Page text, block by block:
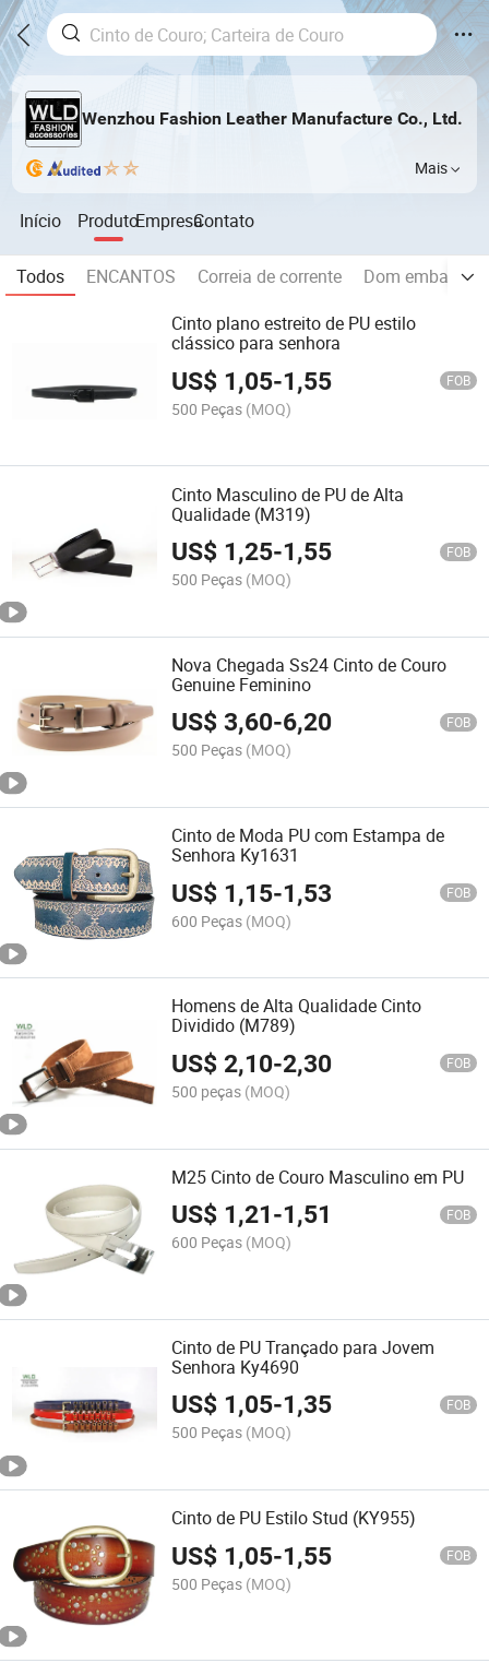
Wenzhou Fashion Leather Manufacture Co., Ltd.
Mais
Início ProdutoEmpresaContato
Todos ENCANTOS Correia de corrente
Dom
Cinto plano estreito de PU estilo
clássico para senhora
US$ 1,05-1,55 FOB
500 Peças (MOQ)
Cinto Masculino de PU de Alta
Qualidade (M319)
US$ 1,25-1,55 FOB
500 Peças (MOQ)
Nova Chegada Ss24 Cinto de Couro
Genuine Feminino
US$3,60-6,20 FOB
500 Peças (MOQ)
Cinto de Moda PU com Estampa de
Senhora Ky1631
US$ 1,15-1,53 FOB
600 Peças (MOQ)
Homens de Alta Qualidade Cinto
Dividido (M789)
US$2,10-2,30 FOB
500 peças (MOQ)
M25 Cinto de Couro Masculino em PU
US$ 1,21-1,51 FOB
600 Peças (MOQ)
Cinto de PU Trançado para Jovem
Senhora Ky4690
US$ 1,05-1,35 FOB
500 Peças (MOQ)
Cinto de PU Estilo Stud (KY955)
US$ 1,05-1,55 FOB
500 Peças (MOQ)